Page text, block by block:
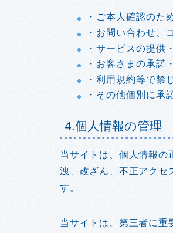
・ご本人確認のた
・お問い合わせ、
・サービスの提供
・お客さまの承諾
・利用規約等で禁
・その他個別に承
4.個人情報の管理
当サイトは、個人情報の
洩、改ざん、不正アクセ
す。
当サイトは、第三者に重